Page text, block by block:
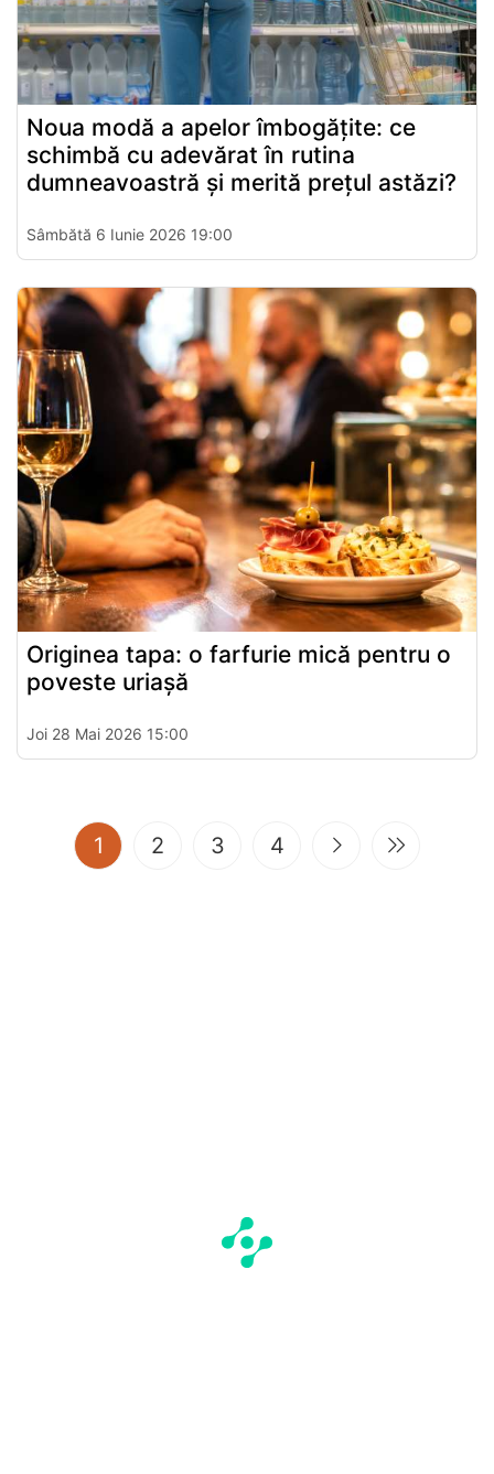
Noua modă a apelor îmbogățite: ce
schimbă cu adevărat în rutina
dumneavoastră și merită prețul astăzi?
Sâmbătă 6 Iunie 2026 19:00
Originea tapa: o farfurie mică pentru o
poveste uriașă
Joi 28 Mai 2026 15:00
1 (current)
2 3 4